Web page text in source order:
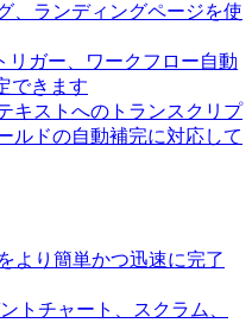
、ランディングページを使
リガー、ワークフロー自動
できます
キストへのトランスクリプ
ルドの自動補完に対応して
より簡単かつ迅速に完了
トチャート、スクラム、